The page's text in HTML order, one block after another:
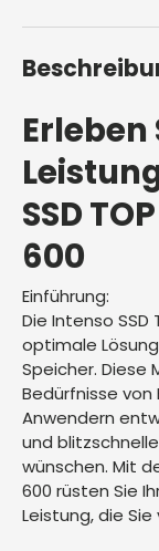
SSD
600
Einführung:
Die Intenso SSD
optimale
Speicher. Diese
Bedürfnisse
Anwendern
und
wünschen. Mit
600 rüsten Sie
Leistung, die Sie